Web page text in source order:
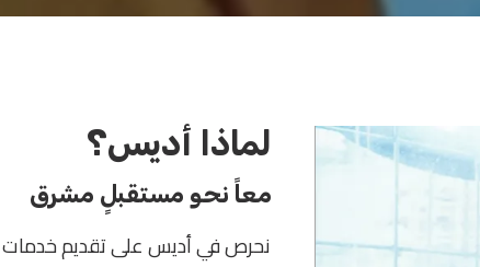
لماذا أديس؟
معاً نحو مستقبلٍ مشرق
نحرص في أديس على تقديم خدمات